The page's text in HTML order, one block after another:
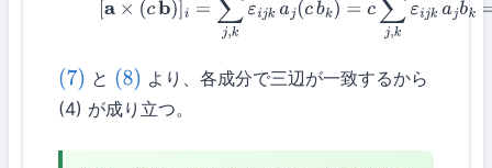
(8) [a ×( b) =∑j,kεijk aj(cb k)= c∑ j,k ijkajbk=c[ a
(7) と (8) より、各成分で三辺が一致するから
(4) が成り立つ。